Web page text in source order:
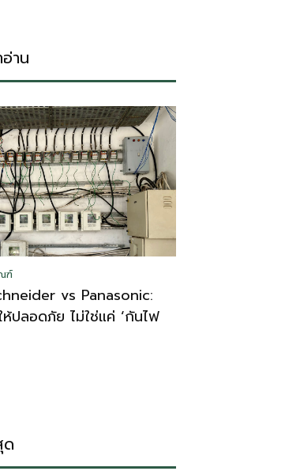
าน
ฑ์
vs Panasonic:
ห้ปลอดภัย ไม่ใช่แค่ ‘กันไฟ
ด